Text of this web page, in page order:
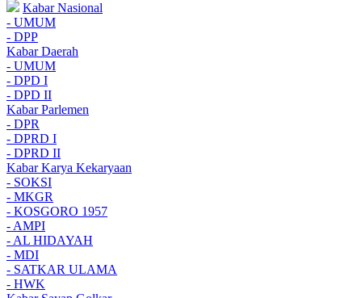
Kabar Nasional
- UMUM
- DPP
Kabar Daerah
- UMUM
- DPD I
- DPD II
Kabar Parlemen
- DPR
- DPRD I
- DPRD II
Kabar Karya Kekaryaan
- SOKSI
- MKGR
- KOSGORO 1957
- AMPI
- AL HIDAYAH
- MDI
- SATKAR ULAMA
- HWK